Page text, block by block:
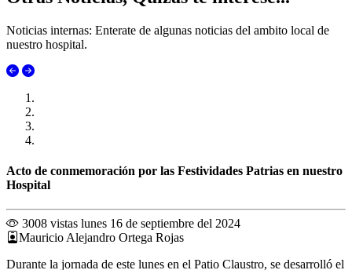
Noticias internas: Enterate de algunas noticias del ambito local de
nuestro hospital.
Acto de conmemoración por las Festividades Patrias en nuestro
Hospital
3008 vistas lunes 16 de septiembre del 2024
Mauricio Alejandro Ortega Rojas
Durante la jornada de este lunes en el Patio Claustro, se desarrolló el